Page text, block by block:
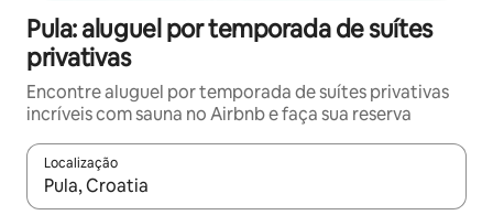
Pula: aluguel por temporada de suítes
privativas
Encontre aluguel por temporada de suítes privativas
incríveis com sauna no Airbnb e faça sua reserva
Localização
Quando os resultados estiverem disponíveis, explore-os